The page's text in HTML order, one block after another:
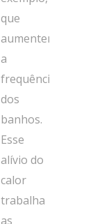
que
aumentemos
a
frequência
dos
banhos.
Esse
alívio do
calor
trabalha
as